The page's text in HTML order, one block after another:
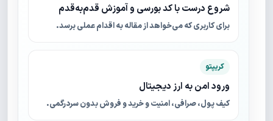
شروع درست با کد بورسی و آموزش قدم‌به‌قدم
برای کاربری که می‌خواهد از مقاله به اقدام عملی برسد.
کریپتو
ورود امن به ارز دیجیتال
کیف پول، صرافی، امنیت و خرید و فروش بدون سردرگمی.